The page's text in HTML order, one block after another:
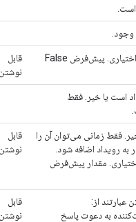
"meetingCode":
"password":
],
"conferenceSolution"
,
"name" : string ,
"iconUri" : string
"conferenceId":
"signature"
string,
"notes"
: string,
آیا این یک شرکت‌کننده اختیاری است؟ اختیاری. پیش‌فرض False
قابل
نوشتن
است یا خیر. فقط
فقط زمانی می‌توان آن را
به رویداد اضافه شود.
مقدار پیش‌فرض
قابل
نوشتن
از:
به دعوت پاسخ
قابل
نوشتن